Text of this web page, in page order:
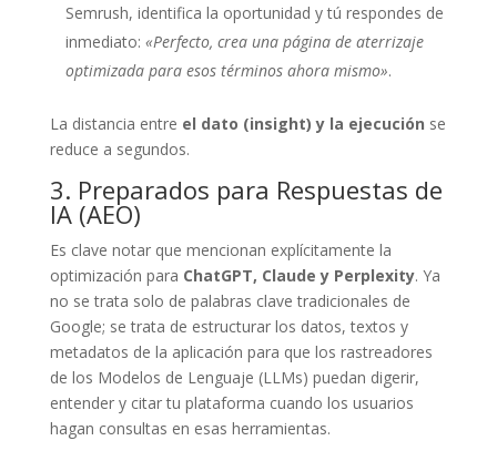
Semrush, identifica la oportunidad y tú respondes de
inmediato: «Perfecto, crea una página de aterrizaje
optimizada para esos términos ahora mismo».
La distancia entre el dato (insight) y la ejecución se
reduce a segundos.
3. Preparados para Respuestas de
IA (AEO)
Es clave notar que mencionan explícitamente la
optimización para ChatGPT, Claude y Perplexity. Ya
no se trata solo de palabras clave tradicionales de
Google; se trata de estructurar los datos, textos y
metadatos de la aplicación para que los rastreadores
de los Modelos de Lenguaje (LLMs) puedan digerir,
entender y citar tu plataforma cuando los usuarios
hagan consultas en esas herramientas.